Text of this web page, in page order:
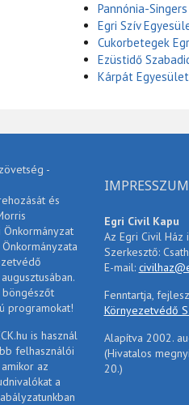
Pannónia-Singers
Egri Szív
Cukorbetegek
Ezüstidő
Kárpát
-
és
böngészőt
programokat!
is használ
felhasználói
az
a
IMPRESSZUM
Egri Civil Kapu
Az Egri Civil Ház
Szerkesztő:
E-mail:
Fenntartja,
Környezetvédő
Alapítva 2002.
(Hivatalos
20.)